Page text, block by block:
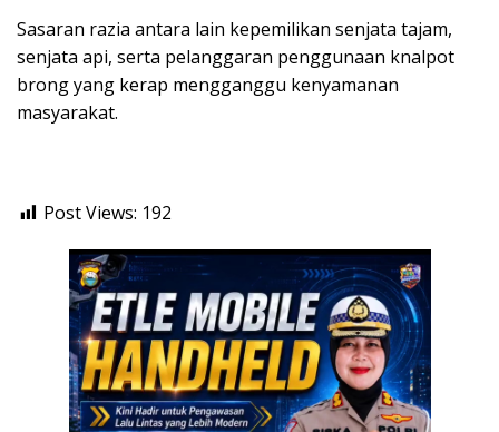
Sasaran razia antara lain kepemilikan senjata tajam,
senjata api, serta pelanggaran penggunaan knalpot
brong yang kerap mengganggu kenyamanan
masyarakat.
Post Views: 192